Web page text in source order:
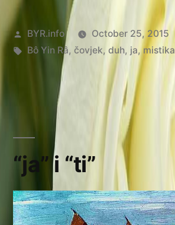
Posted
by
BYR.info October 25, 2015
Tags:
Bô Yin Râ, čovjek, duh, ja,mistika
“ja” i “ti”